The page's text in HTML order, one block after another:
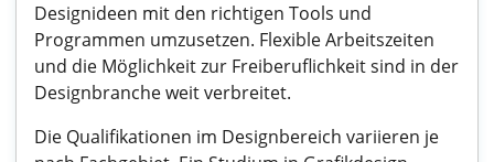
Designideen mit den richtigen Tools und
Programmen umzusetzen. Flexible Arbeitszeiten
und die Möglichkeit zur Freiberuflichkeit sind in der
Designbranche weit verbreitet.
Die Qualifikationen im Designbereich variieren je